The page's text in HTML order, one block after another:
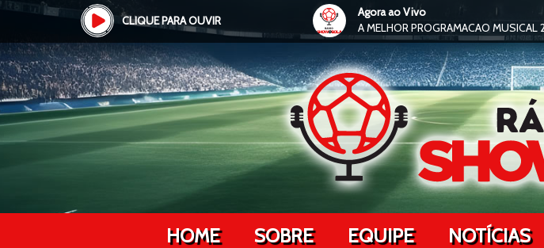
CLIQUE PARA OUVIR
Agora ao Vivo
HOME SOBRE EQUIPE NOTÍCIAS